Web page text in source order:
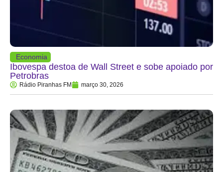
Economia
Ibovespa destoa de Wall Street e sobe apoiado por
Petrobras
Rádio Piranhas FM março 30, 2026